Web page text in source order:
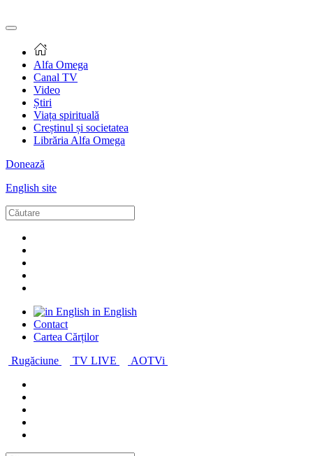
Alfa Omega
Canal TV
Video
Știri
Viața spirituală
Creștinul și societatea
Librăria Alfa Omega
Donează
English site
in English
Contact
Cartea Cărților
Rugăciune
TV LIVE AOTVi